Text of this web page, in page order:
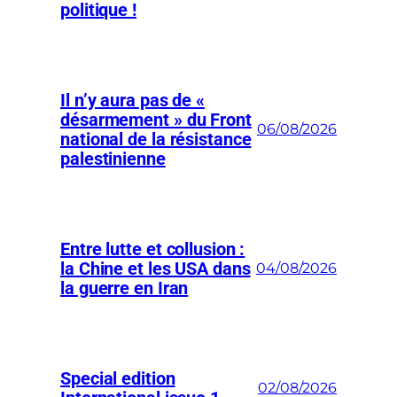
politique !
Il n’y aura pas de «
désarmement » du Front
national de la résistance
palestinienne
06/08/2026
Entre lutte et collusion :
la Chine et les USA dans
la guerre en Iran
04/08/2026
Special edition
02/08/2026